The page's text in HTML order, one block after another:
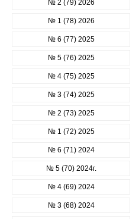
№ 2 (79) 2026
№ 1 (78) 2026
№ 6 (77) 2025
№ 5 (76) 2025
№ 4 (75) 2025
№ 3 (74) 2025
№ 2 (73) 2025
№ 1 (72) 2025
№ 6 (71) 2024
№ 5 (70) 2024г.
№ 4 (69) 2024
№ 3 (68) 2024